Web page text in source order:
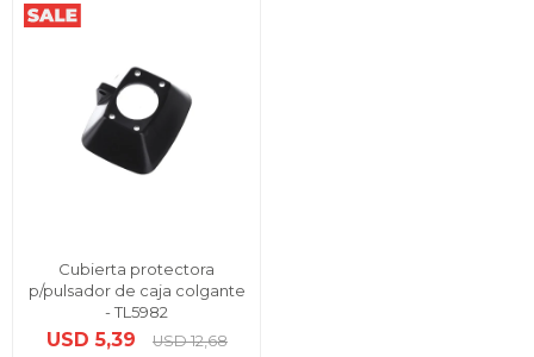
Cubierta protectora
p/pulsador de caja colgante
- TL5982
USD 5,39 USD 12,68